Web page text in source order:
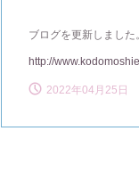
ブログを更新しました
http://
2022年04月25日